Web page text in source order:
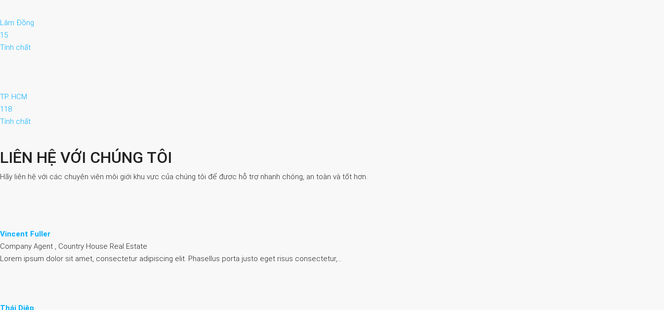
Lâm Đồng
15
Tính chất
TP. HCM
118
Tính chất
LIÊN HỆ VỚI CHÚNG TÔI
Hãy liên hệ với các chuyên viên môi giới khu vực của chúng tôi để được hỗ trợ nhanh chóng, an toàn và tốt hơn.
Vincent Fuller
Company Agent , Country House Real Estate
Lorem ipsum dolor sit amet, consectetur adipiscing elit. Phasellus porta justo eget risus consectetur,…
Thái Diệp